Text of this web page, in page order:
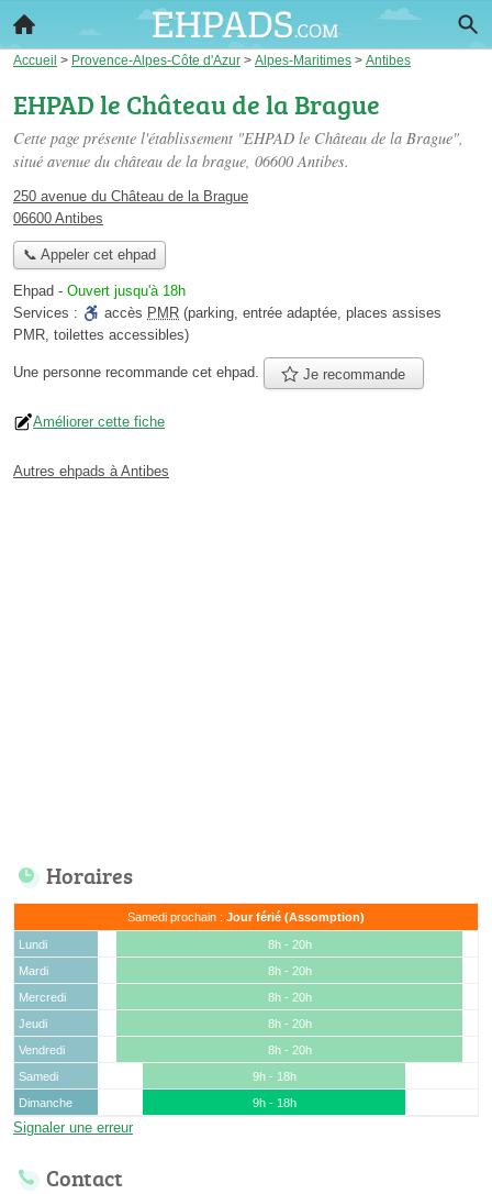
Accueil > Provence-Alpes-Côte d'Azur > Alpes-Maritimes > Antibes
EHPAD le Château de la Brague
Cette page présente l'établissement "EHPAD le Château de la Brague",
situé avenue du château de la brague, 06600 Antibes.
250 avenue du Château de la Brague
06600 Antibes
📞 Appeler cet ehpad
Ehpad - Ouvert jusqu'à 18h
Services :
accès PMR (parking, entrée adaptée, places assises
PMR, toilettes accessibles)
Une personne recommande cet ehpad. Je recommande
Améliorer cette fiche
Autres ehpads à Antibes
Horaires
Samedi prochain : Jour férié (Assomption)
Lundi
8h - 20h
Mardi
8h - 20h
Mercredi
8h - 20h
Jeudi
8h - 20h
Vendredi
8h - 20h
Samedi
9h - 18h
Dimanche
9h - 18h
Signaler une erreur
Contact